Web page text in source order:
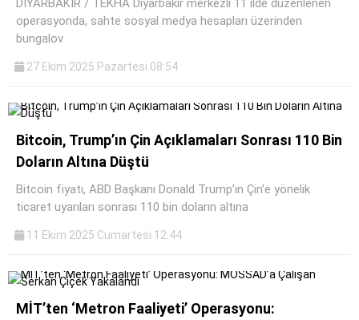
operasyonda, sahte sosyal medya hesapları üzerinden
bungalov
27 Ekim 2025 Pazartesi 08:54
Bitcoin, Trump’ın Çin Açıklamaları Sonrası 110 Bin
Doların Altına Düştü
Bitcoin fiyatı, ABD Başkanı Donald Trump’ın Çin’e yönelik
ticaret uyarıları sonrası 110 bin doların altına
11 Ekim 2025 Cumartesi 12:44
MİT’ten ‘Metron Faaliyeti’ Operasyonu: